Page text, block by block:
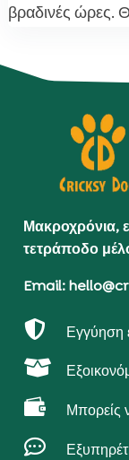
βραδινές ώρες.
Μακροχρόνια,
τετράποδο
Email:
 Εγγύηση

 Μπορείς
